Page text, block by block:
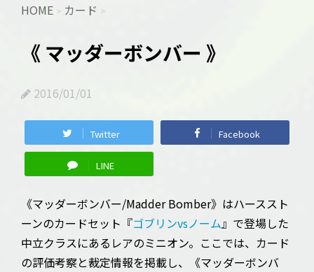
HOME > カード >
《 マッダーボンバー 》
2016/01/01
Twitter Facebook
LINE
《マッダーボンバー/Madder Bomber》はハーススト
ーンのカードセット『ゴブリンvsノーム』で登場した
中立クラスにあるレアのミニオン。ここでは、カード
の評価考察と裁定情報を掲載し、《マッダーボンバ